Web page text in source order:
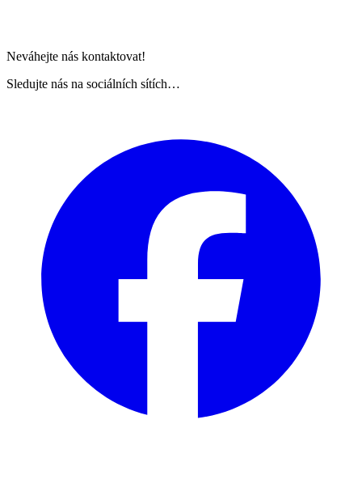
Neváhejte nás kontaktovat!
Sledujte nás na sociálních sítích…